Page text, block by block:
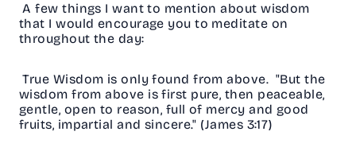
A few things I want to mention about wisdom
that I would encourage you to meditate on
throughout the day:
True Wisdom is only found from above. "But the
wisdom from above is first pure, then peaceable,
gentle, open to reason, full of mercy and good
fruits, impartial and sincere." (James 3:17)